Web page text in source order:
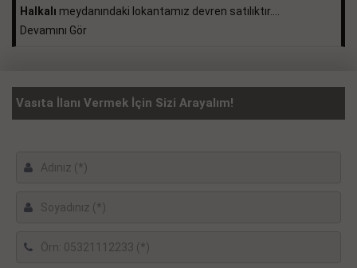
Halkalı meydanındaki lokantamız devren satılıktır....
Devamını Gör
Vasıta İlanı Vermek İçin Sizi Arayalım!